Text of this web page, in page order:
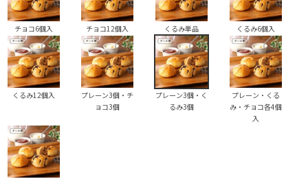
チョコ6個入 チョコ12個入 くるみ単品 くるみ6個入
くるみ12個入
プレーン3個・チ
ョコ3個
プレーン3個・く
るみ3個
プレーン・くる
み・チョコ各4個
入